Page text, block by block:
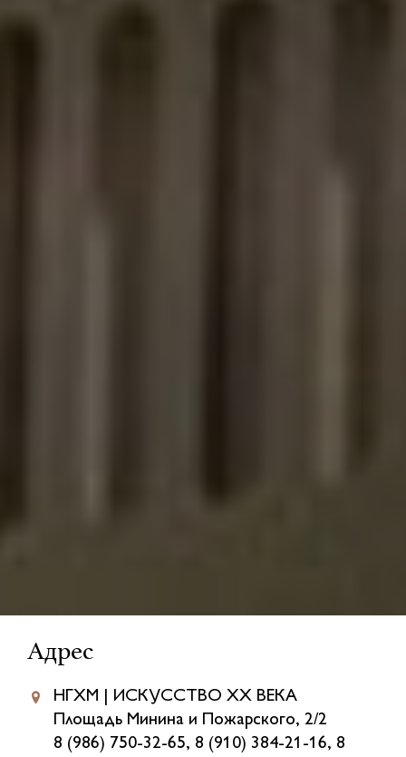
Адрес
НГХМ | ИСКУССТВО XX ВЕКА
Площадь Минина и Пожарского, 2/2
8 (986) 750-32-65, 8 (910) 384-21-16, 8